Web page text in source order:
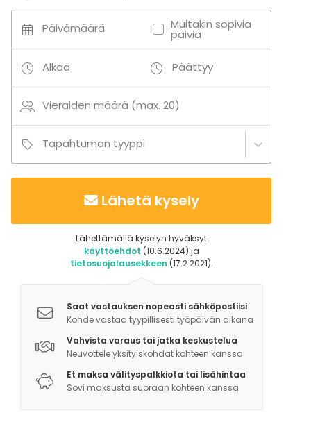
Päivämäärä Muitakin sopivia
päiviä
Alkaa Päättyy
Vieraiden määrä (max. 20)
Tapahtuman tyyppi
Lähetä kysely
Lähettämällä kyselyn hyväksyt
käyttöehdot (10.6.2024) ja
tietosuojalausekkeen (17.2.2021).
Saat vastauksen nopeasti sähköpostiisi
Kohde vastaa tyypillisesti työpäivän aikana
Vahvista varaus tai jatka keskustelua
Neuvottele yksityiskohdat kohteen kanssa
Et maksa välityspalkkiota tai lisähintaa
Sovi maksusta suoraan kohteen kanssa